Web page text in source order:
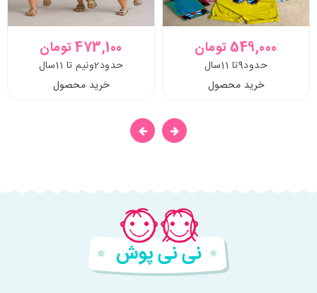
549,000 تومان
حدود9تا 11سال
خرید محصول
473,100 تومان
حدود2ونیم تا 11سال
خرید محصول